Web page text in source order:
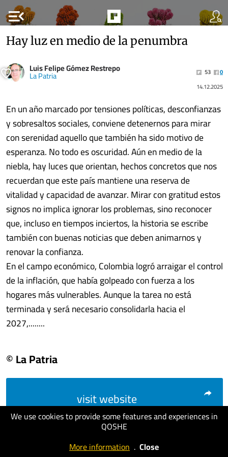
menu_open
We use cookies to provide some features and experiences in
QOSHE
More information . Close
Hay luz en medio de la penumbra
Luis Felipe Gómez Restrepo
La Patria 53
0
14.12.2025
En un año marcado por tensiones políticas, desconfianzas
y sobresaltos sociales, conviene detenernos para mirar
con serenidad aquello que también ha sido motivo de
esperanza. No todo es oscuridad. Aún en medio de la
niebla, hay luces que orientan, hechos concretos que nos
recuerdan que este país mantiene una reserva de
vitalidad y capacidad de avanzar. Mirar con gratitud estos
signos no implica ignorar los problemas, sino reconocer
que, incluso en tiempos inciertos, la historia se escribe
también con buenas noticias que deben animarnos y
renovar la confianza.
En el campo económico, Colombia logró arraigar el control
de la inflación, que había golpeado con fuerza a los
hogares más vulnerables. Aunque la tarea no está
terminada y será necesario consolidarla hacia el
2027,........
© La Patria
visit website